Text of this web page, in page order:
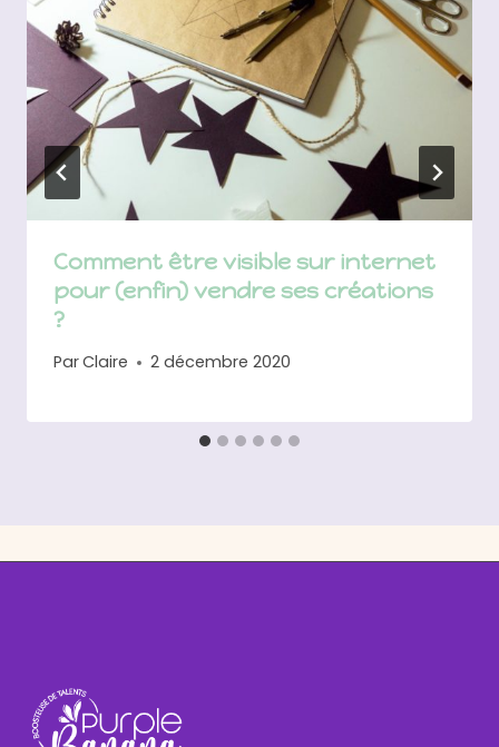
Comment être visible sur internet
pour (enfin) vendre ses créations
?
ParClaire 2 décembre 2020